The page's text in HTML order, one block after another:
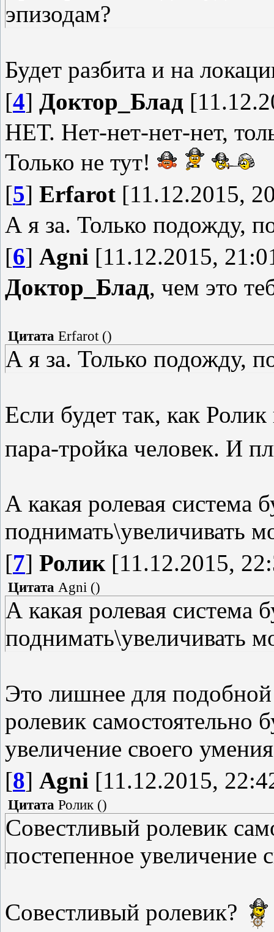
эпизодам?
Будет разбита и на
[4] Доктор_Блад
НЕТ. Нет-нет-нет-нет,
Только не тут!
[5] Erfarot [11.12.2015,
А я за. Только подожду,
[6] Agni [11.12.2015,
Доктор_Блад, чем это
Цитата Erfarot()
А я за. Только подожду,
Если будет так, как
пара-тройка человек. И
А какая ролевая система
поднимать\увеличивать
[7] Ролик[11.12.2015,
Цитата Agni ()
А какая ролевая система
поднимать\увеличивать
Это лишнее для
ролевик самостоятельно
увеличение своего умения
[8] Agni [11.12.2015,
Цитата Ролик()
Совестливый ролевик
постепенное увеличение
Совестливый ролевик?